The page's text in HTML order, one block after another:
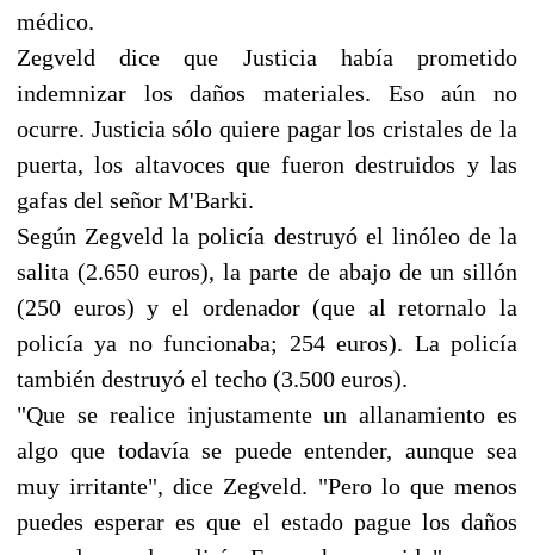
médico.
Zegveld dice que Justicia había prometido
indemnizar los daños materiales. Eso aún no
ocurre. Justicia sólo quiere pagar los cristales de la
puerta, los altavoces que fueron destruidos y las
gafas del señor M'Barki.
Según Zegveld la policía destruyó el linóleo de la
salita (2.650 euros), la parte de abajo de un sillón
(250 euros) y el ordenador (que al retornalo la
policía ya no funcionaba; 254 euros). La policía
también destruyó el techo (3.500 euros).
"Que se realice injustamente un allanamiento es
algo que todavía se puede entender, aunque sea
muy irritante", dice Zegveld. "Pero lo que menos
puedes esperar es que el estado pague los daños